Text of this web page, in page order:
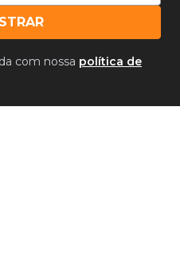
com nossa política de